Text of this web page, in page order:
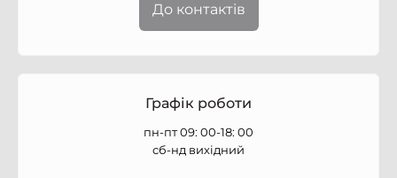
До контактів
Графік роботи
пн-пт 09: 00-18: 00
сб-нд вихідний